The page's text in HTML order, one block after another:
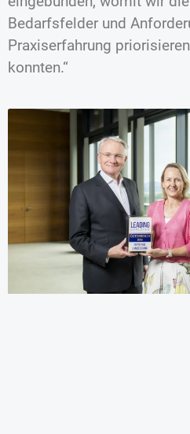
Bedarfsfelder und
Praxiserfahrung
konnten.“